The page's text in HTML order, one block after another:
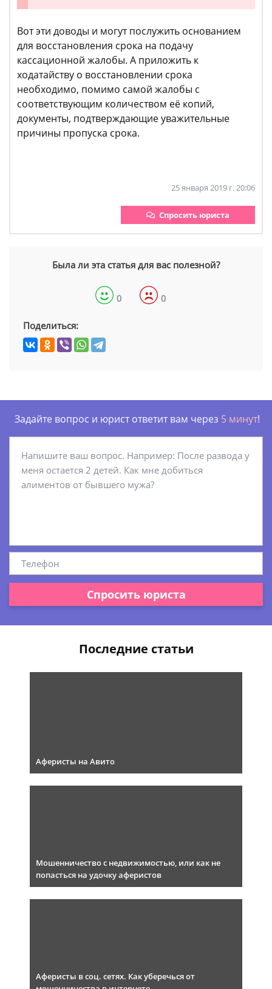
Вот эти доводы и могут послужить основанием
для восстановления срока на подачу
кассационной жалобы. А приложить к
ходатайству о восстановлении срока
необходимо, помимо самой жалобы с
соответствующим количеством её копий,
документы, подтверждающие уважительные
причины пропуска срока.
25 января 2019 г. 20:06
Спросить юриста
Была ли эта статья для вас полезной?
0 0
Поделиться:
Задайте вопрос и юрист ответит вам через 5 минут!
Спросить юриста
Последние статьи
Аферисты на Авито
Мошенничество с недвижимостью, или как не
попасться на удочку аферистов
Аферисты в соц. сетях. Как уберечься от